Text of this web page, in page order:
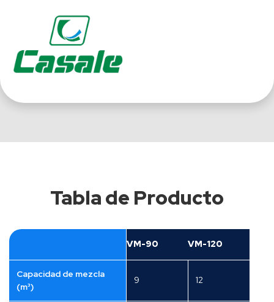
Tabla de Producto
VM-90 VM-120
Capacidad de mezcla
(m³)
9 12